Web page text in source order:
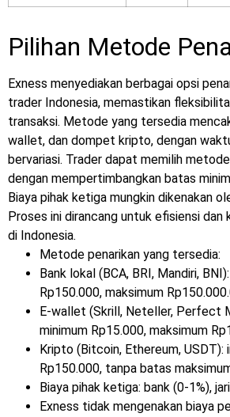
Pilihan Metode
Exness menyediakan berbagai opsi
trader Indonesia, memastikan
transaksi. Metode yang tersedia
wallet, dan dompet kripto, dengan
bervariasi. Trader dapat memilih
dengan mempertimbangkan batas
Biaya pihak ketiga mungkin dikenakan
Proses ini dirancang untuk efisiensi dan
di Indonesia.
Metode penarikan yang tersedia:
Bank lokal (BCA, BRI, Mandiri,
Rp150.000, maksimum
E-wallet (Skrill, Neteller, Perfect
minimum Rp15.000, maksimum
Kripto (Bitcoin, Ethereum, USDT):
Rp150.000, tanpa batas
Biaya pihak ketiga: bank (0-1%),
Exness tidak mengenakan biaya